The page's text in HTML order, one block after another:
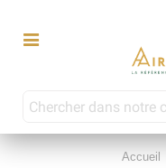
Accueil